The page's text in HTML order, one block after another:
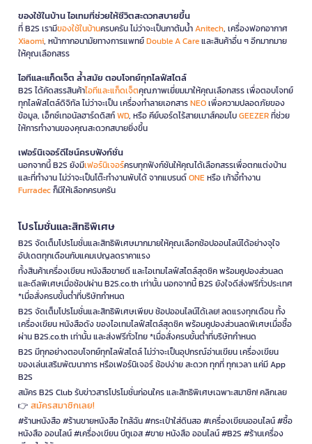
ของใช้ในบ้าน ไอเทมที่ช่วยให้ชีวิตสะดวกสบายขึ้น
ที่ B2S เรามีของใช้ในบ้านครบครัน ไม่ว่าจะเป็นกาต้มน้ำAnitech, เครื่องฟอกอากาศ
Xiaomi, หน้ากากอนามัยทางการแพทย์Double A Careและสินค้าอื่น ๆ อีกมากมาย
ให้คุณเลือกสรร
ไอทีและแก็ดเจ็ต ล้ำสมัย ตอบโจทย์ทุกไลฟ์สไตล์
B2S ได้คัดสรรสินค้าไอทีและแก็ดเจ็ตคุณภาพเยี่ยมมาให้คุณเลือกสรร เพื่อตอบโจทย์
ทุกไลฟ์สไตล์ดิจิทัล ไม่ว่าจะเป็น เครื่องทำลายเอกสารNEOเพื่อความปลอดภัยของ
ข้อมูล, เอ็กซ์เทอนัลฮาร์ดดิสก์WD, หรือ คีย์บอร์ดไร้สายเมาส์คอมโบGEEZERที่ช่วย
ให้การทำงานของคุณสะดวกสบายยิ่งขึ้น
เฟอร์นิเจอร์ดีไซน์ครบฟังก์ชั่น
นอกจากนี้ B2S ยังมีเฟอร์นิเจอร์ครบทุกฟังก์ชันให้คุณได้เลือกสรรเพื่อตกแต่งบ้าน
และที่ทำงาน ไม่ว่าจะเป็นโต๊ะทำงานพับได้ จากแบรนด์ONEหรือ เก้าอี้ทำงาน
Furradecก็มีให้เลือกครบครัน
โปรโมชั่นและสิทธิพิเศษ
B2S จัดเต็มโปรโมชั่นและสิทธิพิเศษมากมายให้คุณเลือกช้อปออนไลน์ได้อย่างจุใจ
อัปเดตทุกเดือนกับแคมเปญลดราคาแรง
ทั้งสินค้าเครื่องเขียน หนังสือขายดี และไอเทมไลฟ์สไตล์สุดชิค พร้อมคูปองส่วนลด
และดีลพิเศษเมื่อช้อปผ่าน B2S.co.th เท่านั้น นอกจากนี้ B2S ยังใจดีส่งฟรีทั่วประเทศ
*เมื่อสั่งครบขั้นต่ำที่บริษัทกำหนด
B2S จัดเต็มโปรโมชั่นและสิทธิพิเศษเพียบ ช้อปออนไลน์ได้เลย! ลดแรงทุกเดือน ทั้ง
เครื่องเขียน หนังสือดัง ของไอเทมไลฟ์สไตล์สุดชิค พร้อมคูปองส่วนลดพิเศษเมื่อซื้อ
ผ่าน B2S.co.th เท่านั้น และส่งฟรีทั่วไทย *เมื่อสั่งครบขั้นต่ำที่บริษัทกำหนด
B2S มีทุกอย่างตอบโจทย์ทุกไลฟ์สไตล์ ไม่ว่าจะเป็นอุปกรณ์อ่านเขียน เครื่องเขียน
ของเล่นเสริมพัฒนาการ หรือเฟอร์นิเจอร์ ช้อปง่าย สะดวก ทุกที่ ทุกเวลา แค่มี App
B2S
สมัคร B2S Club รับข่าวสารโปรโมชั่นก่อนใคร และสิทธิพิเศษเฉพาะสมาชิก! คลิกเลย
👉 สมัครสมาชิกเลย!
#ร้านหนังสือ #ร้านขายหนังสือ ใกล้ฉัน #กระเป๋าใส่ดินสอ #เครื่องเขียนออนไลน์ #ซื้อ
หนังสือ ออนไลน์ #เครื่องเขียน บีทูเอส #ขาย หนังสือ ออนไลน์ #B2S #ร้านเครื่อง